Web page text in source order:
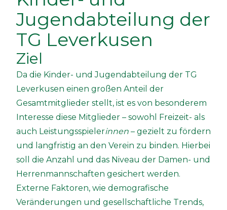
Jugendabteilung der
TG Leverkusen
Ziel
Da die Kinder- und Jugendabteilung der TG
Leverkusen einen großen Anteil der
Gesamtmitglieder stellt, ist es von besonderem
Interesse diese Mitglieder – sowohl Freizeit- als
auch Leistungsspielerinnen – gezielt zu fördern
und langfristig an den Verein zu binden. Hierbei
soll die Anzahl und das Niveau der Damen- und
Herrenmannschaften gesichert werden.
Externe Faktoren, wie demografische
Veränderungen und gesellschaftliche Trends,